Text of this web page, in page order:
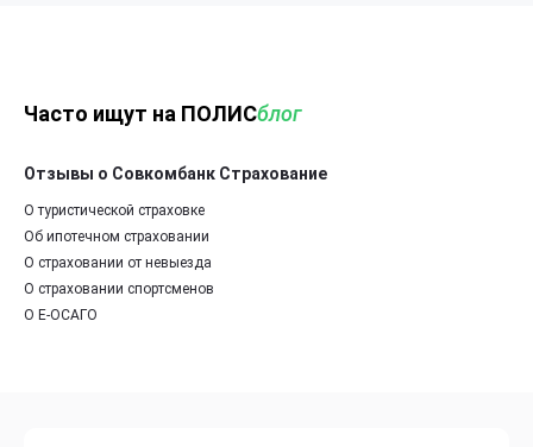
Часто ищут на ПОЛИСблог
Отзывы о Совкомбанк Страхование
О туристической страховке
Об ипотечном страховании
О страховании от невыезда
О страховании спортсменов
О Е-ОСАГО